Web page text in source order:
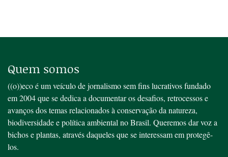
Quem somos
((o))eco é um veículo de jornalismo sem fins lucrativos fundado
em 2004 que se dedica a documentar os desafios, retrocessos e
avanços dos temas relacionados à conservação da natureza,
biodiversidade e política ambiental no Brasil. Queremos dar voz a
bichos e plantas, através daqueles que se interessam em protegê-
los.